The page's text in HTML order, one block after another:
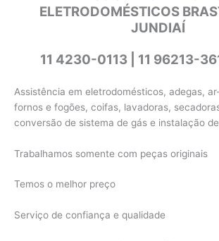
ELETRODOMÉSTICOS
JUNDIAÍ
11 4230-0113 | 11 96213-
Assistência em eletrodomésticos, adegas,
fornos e fogões, coifas, lavadoras,
conversão de sistema de gás e instalação
Trabalhamos somente com peças originais
Temos o melhor preço
Serviço de confiança e qualidade